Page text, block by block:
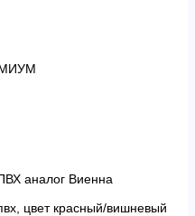
аналог Виенна
цвет красный/вишневый